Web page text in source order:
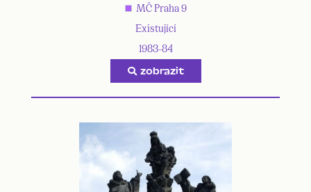
MČ Praha 9
Existující
1983-84
zobrazit